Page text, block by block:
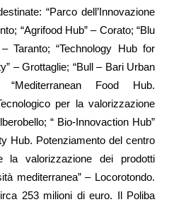
“Parco dell’Innovazione
“Agrifood Hub” – Corato; “Blu
Taranto; “Technology Hub for
– Grottaglie; “Bull – Bari Urban
Food Hub.
per la valorizzazione
“ Bio-Innovaction Hub”
Hub. Potenziamento del centro
valorizzazione dei prodotti
mediterranea” – Locorotondo.
253 milioni di euro. Il Poliba